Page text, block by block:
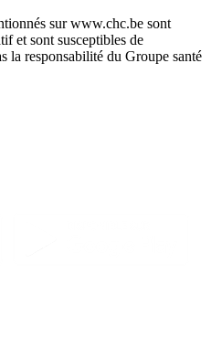
sur www.chc.be sont
et sont susceptibles de
la responsabilité du Groupe santé